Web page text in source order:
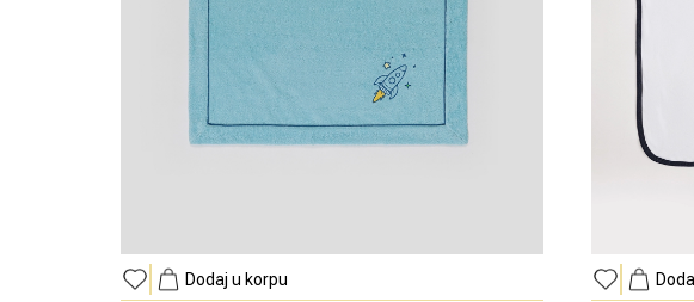
Dodaj u korpu